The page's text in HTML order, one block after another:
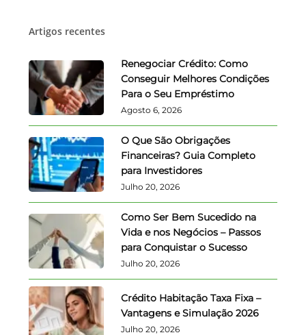
Artigos recentes
Renegociar Crédito: Como
Conseguir Melhores Condições
Para o Seu Empréstimo
Agosto 6, 2026
O Que São Obrigações
Financeiras? Guia Completo
para Investidores
Julho 20, 2026
Como Ser Bem Sucedido na
Vida e nos Negócios – Passos
para Conquistar o Sucesso
Julho 20, 2026
Crédito Habitação Taxa Fixa –
Vantagens e Simulação 2026
Julho 20, 2026